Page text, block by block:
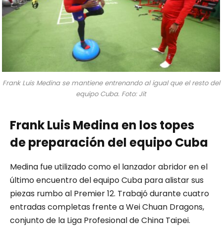
Frank Luis Medina se mantiene entrenando al igual que el resto del
equipo Cuba. Foto: Jit
Frank Luis Medina en los topes
de preparación del equipo Cuba
Medina fue utilizado como el lanzador abridor en el
último encuentro del equipo Cuba para alistar sus
piezas rumbo al Premier 12. Trabajó durante cuatro
entradas completas frente a Wei Chuan Dragons,
conjunto de la Liga Profesional de China Taipei.